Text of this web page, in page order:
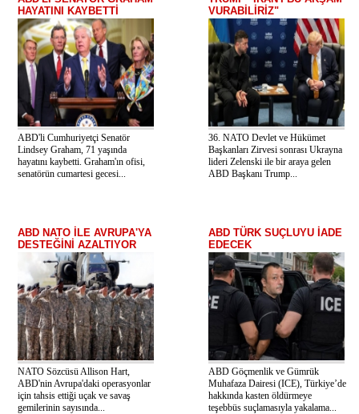
HAYATINI KAYBETTİ
ABD'li Cumhuriyetçi Senatör
Lindsey Graham, 71 yaşında
hayatını kaybetti. Graham'ın ofisi,
senatörün cumartesi gecesi...
VURABİLİRİZ"
36. NATO Devlet ve Hükümet
Başkanları Zirvesi sonrası Ukrayna
lideri Zelenski ile bir araya gelen
ABD Başkanı Trump...
ABD NATO İLE AVRUPA'YA
DESTEĞİNİ AZALTIYOR
NATO Sözcüsü Allison Hart,
ABD'nin Avrupa'daki operasyonlar
için tahsis ettiği uçak ve savaş
gemilerinin sayısında...
ABD TÜRK SUÇLUYU İADE
EDECEK
ABD Göçmenlik ve Gümrük
Muhafaza Dairesi (ICE), Türkiye’de
hakkında kasten öldürmeye
teşebbüs suçlamasıyla yakalama...